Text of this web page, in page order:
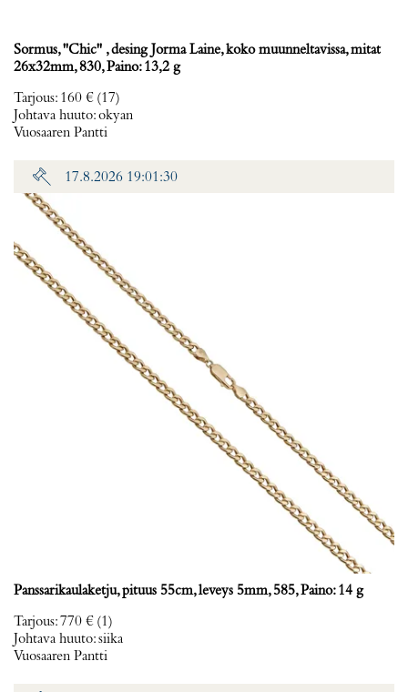
Sormus, ''Chic'' , desing Jorma Laine, koko muunneltavissa, mitat
26x32mm, 830, Paino: 13,2 g
Tarjous: 160 € (17)
Johtava huuto:okyan
Vuosaaren Pantti
17.8.2026 19:01:30
Panssarikaulaketju, pituus 55cm, leveys 5mm, 585, Paino: 14 g
Tarjous:770 € (1)
Johtava huuto:siika
Vuosaaren Pantti